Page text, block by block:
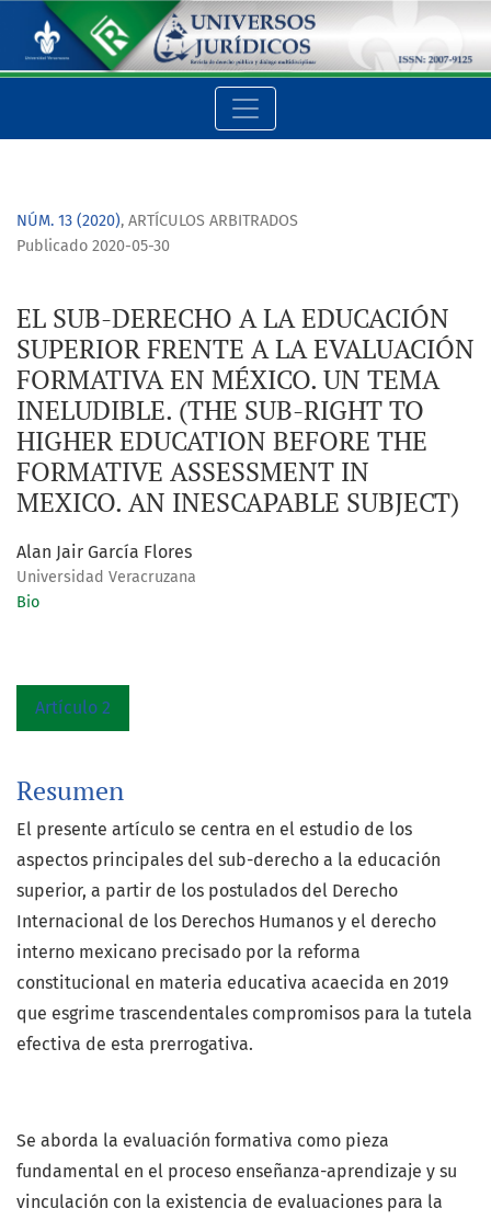
EL SUB-DERECHO A LA EDUCACIÓN SUPERIOR FRENTE A LA
NÚM. 13 (2020), ARTÍCULOS ARBITRADOS
EL SUB-DERECHO A LA EDUCACIÓN
SUPERIOR FRENTE A LA EVALUACIÓN
FORMATIVA EN MÉXICO. UN TEMA
INELUDIBLE. (THE SUB-RIGHT TO
HIGHER EDUCATION BEFORE THE
FORMATIVE ASSESSMENT IN
MEXICO. AN INESCAPABLE SUBJECT)
Publicado 2020-05-30
Alan Jair García Flores
Universidad Veracruzana
Bio
Artículo 2
Resumen
El presente artículo se centra en el estudio de los
aspectos principales del sub-derecho a la educación
superior, a partir de los postulados del Derecho
Internacional de los Derechos Humanos y el derecho
interno mexicano precisado por la reforma
constitucional en materia educativa acaecida en 2019
que esgrime trascendentales compromisos para la tutela
efectiva de esta prerrogativa.
Se aborda la evaluación formativa como pieza
fundamental en el proceso enseñanza-aprendizaje y su
vinculación con la existencia de evaluaciones para la